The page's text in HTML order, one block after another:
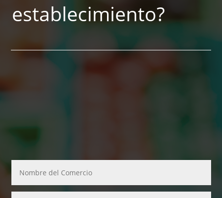
establecimiento?